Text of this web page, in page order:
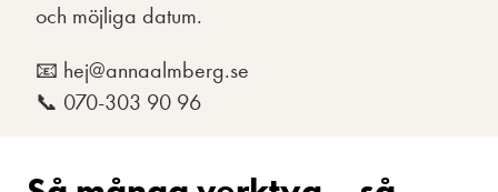
och möjliga datum.
📧 hej@annaalmberg.se
📞 070-303 90 96